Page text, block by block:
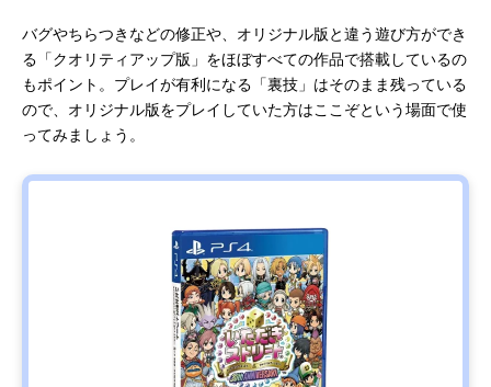
バグやちらつきなどの修正や、オリジナル版と違う遊び方ができ
る「クオリティアップ版」をほぼすべての作品で搭載しているの
もポイント。プレイが有利になる「裏技」はそのまま残っている
ので、オリジナル版をプレイしていた方はここぞという場面で使
ってみましょう。